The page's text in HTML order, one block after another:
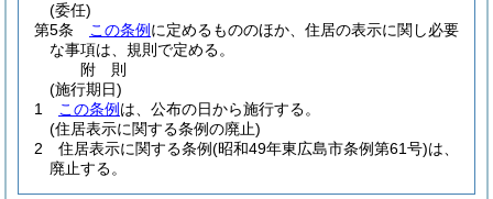
(委任)
第5条
この条例 に定めるもののほか、住居の表示に関し必要
な事項は、規則で定める。
附 則
(施行期日)
1
この条例 は、公布の日から施行する。
(住居表示に関する条例の廃止)
2
住居表示に関する条例(昭和49年東広島市条例第61号)は、
廃止する。